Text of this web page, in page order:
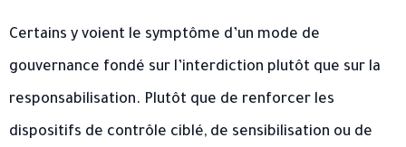
Certains y voient le symptôme d’un mode de
gouvernance fondé sur l’interdiction plutôt que sur la
responsabilisation. Plutôt que de renforcer les
dispositifs de contrôle ciblé, de sensibilisation ou de